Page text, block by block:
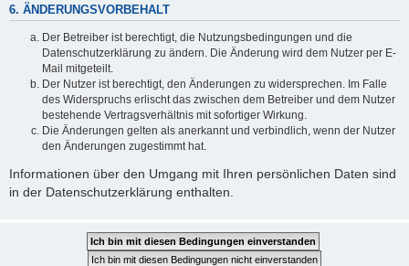
6. ÄNDERUNGSVORBEHALT
Der Betreiber ist berechtigt, die Nutzungsbedingungen und die
Datenschutzerklärung zu ändern. Die Änderung wird dem Nutzer per E-
Mail mitgeteilt.
Der Nutzer ist berechtigt, den Änderungen zu widersprechen. Im Falle
des Widerspruchs erlischt das zwischen dem Betreiber und dem Nutzer
bestehende Vertragsverhältnis mit sofortiger Wirkung.
Die Änderungen gelten als anerkannt und verbindlich, wenn der Nutzer
den Änderungen zugestimmt hat.
Informationen über den Umgang mit Ihren persönlichen Daten sind
in der Datenschutzerklärung enthalten.